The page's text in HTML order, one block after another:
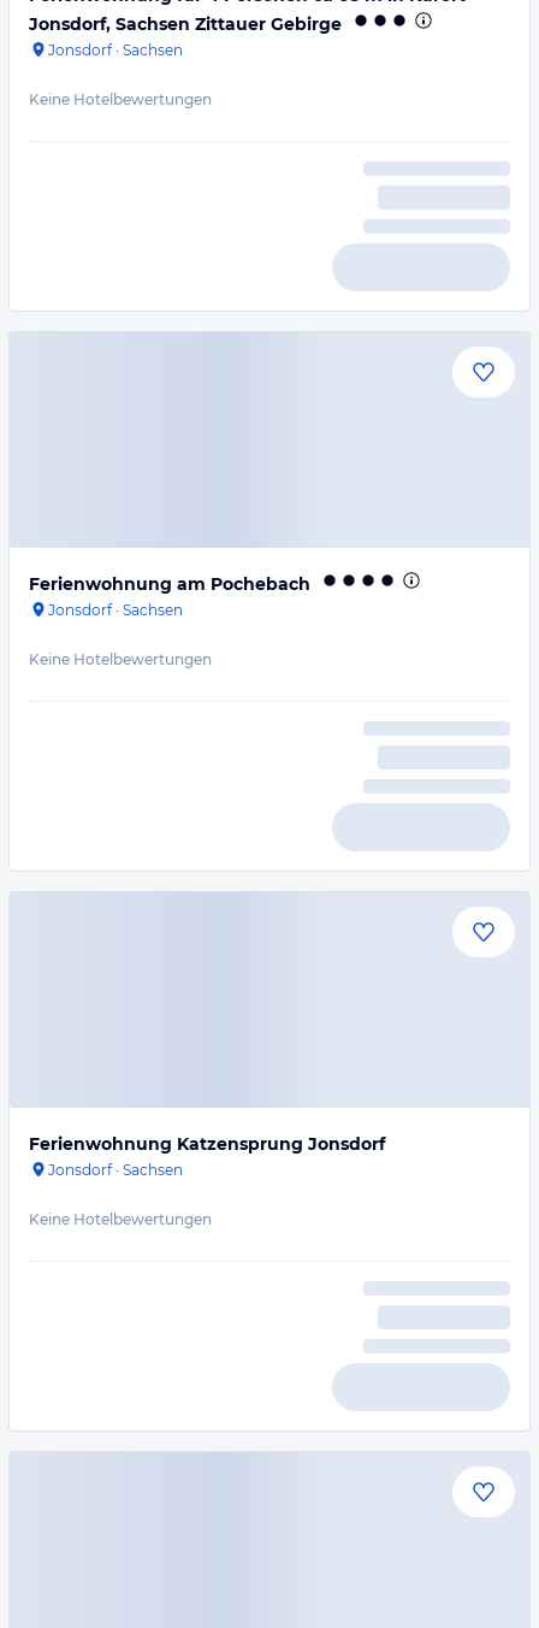
Jonsdorf, Sachsen Zittauer Gebirge
Jonsdorf· Sachsen
Keine Hotelbewertungen
Ferienwohnung am Pochebach
Jonsdorf· Sachsen
Keine Hotelbewertungen
Ferienwohnung Katzensprung Jonsdorf
Jonsdorf· Sachsen
Keine Hotelbewertungen